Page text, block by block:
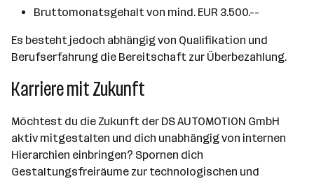
Bruttomonatsgehalt von mind. EUR 3.500.--
Es besteht jedoch abhängig von Qualifikation und
Berufserfahrung die Bereitschaft zur Überbezahlung.
Karriere mit Zukunft
Möchtest du die Zukunft der DS AUTOMOTION GmbH
aktiv mitgestalten und dich unabhängig von internen
Hierarchien einbringen? Spornen dich
Gestaltungsfreiräume zur technologischen und